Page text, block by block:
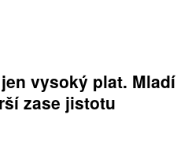
vysoký plat. Mladí
zase jistotu